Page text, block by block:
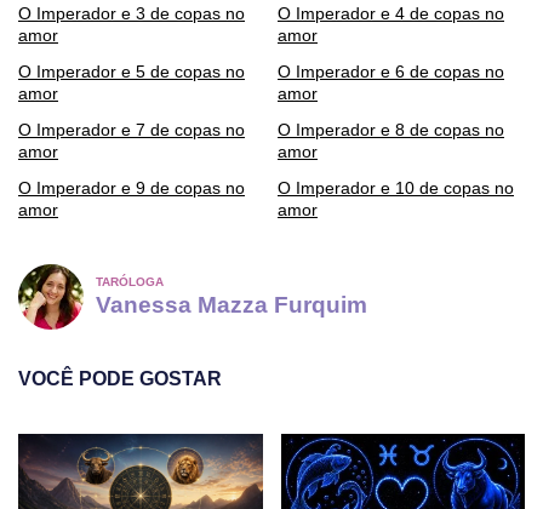
O Imperador e 3 de copas no
amor
O Imperador e 4 de copas no
amor
O Imperador e 5 de copas no
amor
O Imperador e 6 de copas no
amor
O Imperador e 7 de copas no
amor
O Imperador e 8 de copas no
amor
O Imperador e 9 de copas no
amor
O Imperador e 10 de copas no
amor
TARÓLOGA
Vanessa Mazza Furquim
VOCÊ PODE GOSTAR